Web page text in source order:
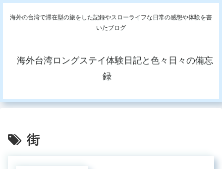
海外の台湾で滞在型の旅をした記録やスローライフな日常の感想や体験を書
いたブログ
海外台湾ロングステイ体験日記と色々日々の備忘
録
街